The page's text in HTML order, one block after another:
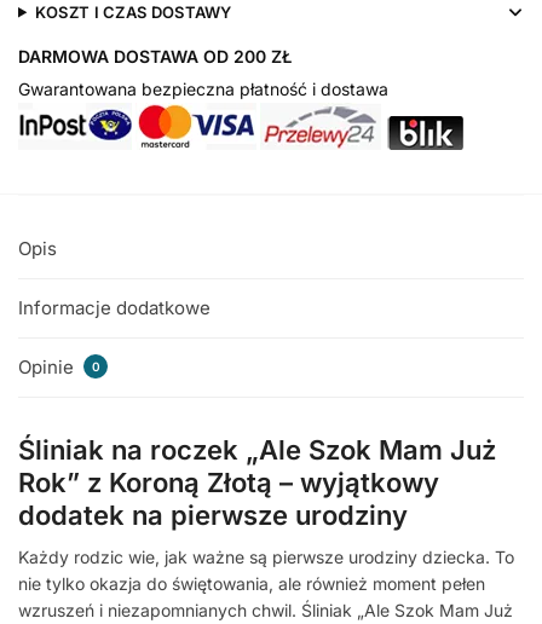
KOSZT I CZAS DOSTAWY
DARMOWA DOSTAWA OD 200 ZŁ
Gwarantowana bezpieczna płatność i dostawa
Opis
Informacje dodatkowe
Opinie 0
Śliniak na roczek „Ale Szok Mam Już
Rok” z Koroną Złotą – wyjątkowy
dodatek na pierwsze urodziny
Każdy rodzic wie, jak ważne są pierwsze urodziny dziecka. To
nie tylko okazja do świętowania, ale również moment pełen
wzruszeń i niezapomnianych chwil. Śliniak „Ale Szok Mam Już